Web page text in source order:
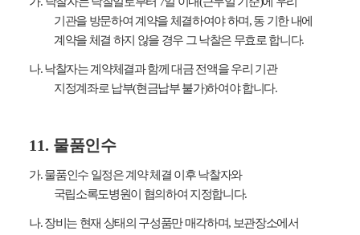
기관을 방문하여 계약을 체결하여야 하며,동 기한 내에
계약을 체결 하지 않을 경우 그 낙찰은 무효로 합니다.
나.낙찰자는 계약체결과 함께 대금 전액을 우리 기관
지정계좌로 납부(현금납부 불가)하여야 합니다.
11. 물품인수
가. 물품인수 일정은 계약 체결 이후 낙찰자와
국립소록도병원이 협의하여 지정합니다.
나.장비는 현재 상태의 구성품만 매각하며, 보관장소에서